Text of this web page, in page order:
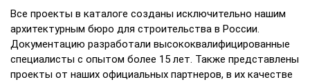
Все проекты в каталоге созданы исключительно нашим
архитектурным бюро для строительства в России.
Документацию разработали высококвалифицированные
специалисты с опытом более 15 лет. Также представлены
проекты от наших официальных партнеров, в их качестве